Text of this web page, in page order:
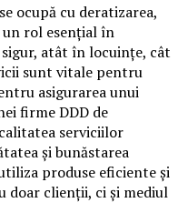
ocupă cu deratizarea,
un rol esențial în
atât în locuințe, cât
sunt vitale pentru
asigurarea unui
firme DDD de
serviciilor
și bunăstarea
produse eficiente și
doar clienții, ci și mediul